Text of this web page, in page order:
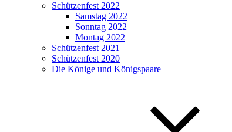
Schützenfest 2022
Samstag 2022
Sonntag 2022
Montag 2022
Schützenfest 2021
Schützenfest 2020
Die Könige und Königspaare